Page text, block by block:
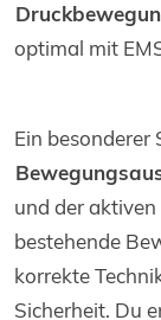
optimal mit
Ein
und der aktiven
bestehende
korrekte
Sicherheit. Du